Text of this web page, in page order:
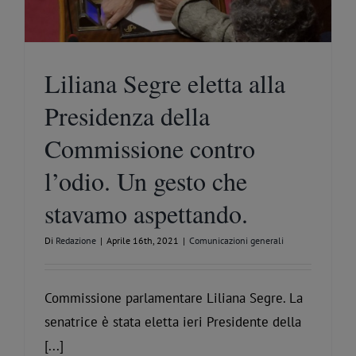
Liliana Segre eletta alla
Presidenza della
Commissione contro
l’odio. Un gesto che
stavamo aspettando.
Di Redazione | Aprile 16th, 2021 | Comunicazioni generali
Commissione parlamentare Liliana Segre. La
senatrice è stata eletta ieri Presidente della
[...]